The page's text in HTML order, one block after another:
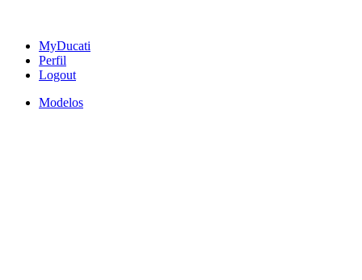
MyDucati
Perfil
Logout
Modelos